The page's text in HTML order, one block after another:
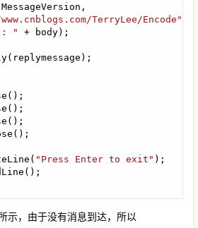
TerryLee/Encode"
: " + body);
"Press Enter to exit" );
示，由于没有消息到达，所以